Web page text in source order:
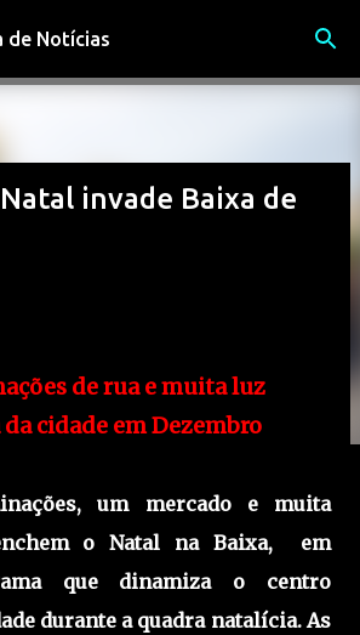
para o conteúdo principal
de Notícias
invade Baixa de
de rua e muita luz
cidade em Dezembro
um mercado e muita
o Natal na Baixa, em
que dinamiza o centro
durante a quadra natalícia. As